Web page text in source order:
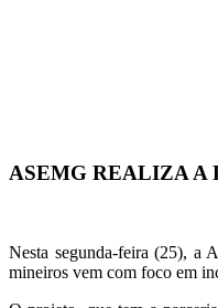
ASEMG REALIZA A
Nesta segunda-feira (25), a
mineiros vem com foco em